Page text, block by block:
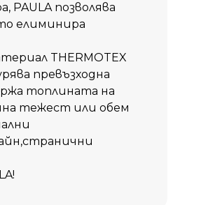
PAULA позволява
елиминира
THERMOTEX
превъзходна
топлината на
тежест или обем